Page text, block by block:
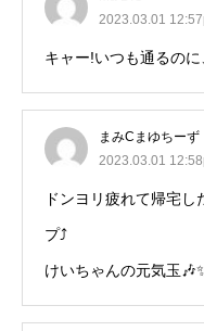
2023.03.01
キャー!いつも通るの
まみCまゆちーず
2023.03.01
ドンヨリ疲れて帰宅
プ⤴️
けいちゃんの元気玉